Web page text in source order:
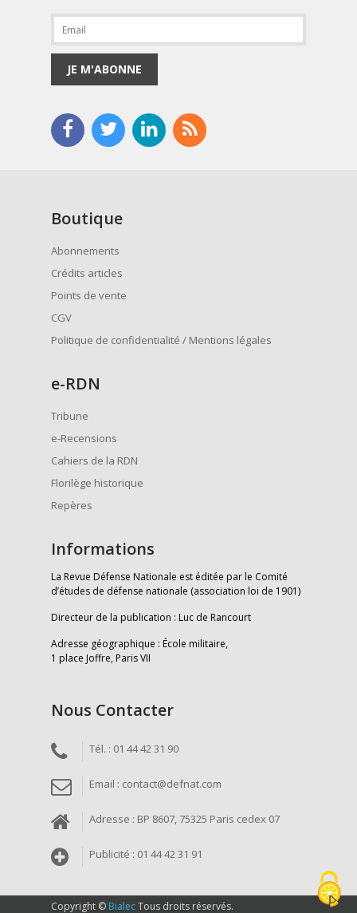
JE M'ABONNE
Boutique
Abonnements
Crédits articles
Points de vente
CGV
Politique de confidentialité / Mentions légales
e-RDN
Tribune
e-Recensions
Cahiers de la RDN
Florilège historique
Repères
Informations
La Revue Défense Nationale est éditée par le Comité
d’études de défense nationale (association loi de 1901)
Directeur de la publication : Luc de Rancourt
Adresse géographique : École militaire,
1 place Joffre, Paris VII
Nous Contacter
Tél. : 01 44 42 31 90
Email : contact@defnat.com
Adresse : BP 8607, 75325 Paris cedex 07
Publicité : 01 44 42 31 91
Copyright © BialecTous droits réservés.